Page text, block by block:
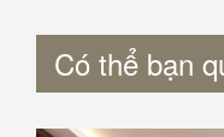
Có thể bạn